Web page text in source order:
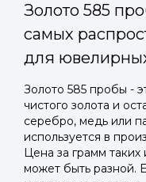
Золото 585
самых
для
Золото 585 пробы -
чистого золота и
серебро, медь или
используется в
Цена за грамм
может быть разной.